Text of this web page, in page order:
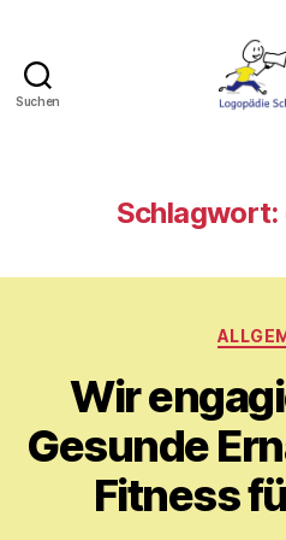
Suchen
Schlagwort:
Wir
Gesunde
Fitness